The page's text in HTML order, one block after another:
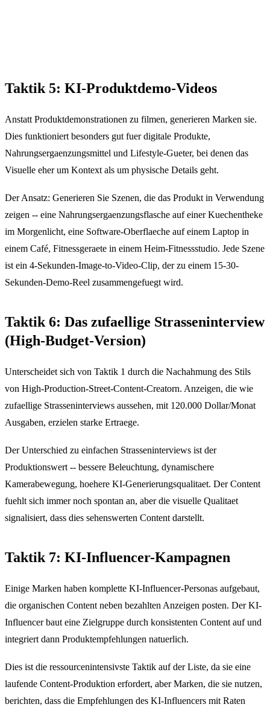
Taktik 5: KI-Produktdemo-Videos
Anstatt Produktdemonstrationen zu filmen, generieren Marken sie.
Dies funktioniert besonders gut fuer digitale Produkte,
Nahrungsergaenzungsmittel und Lifestyle-Gueter, bei denen das
Visuelle eher um Kontext als um physische Details geht.
Der Ansatz: Generieren Sie Szenen, die das Produkt in Verwendung
zeigen -- eine Nahrungsergaenzungsflasche auf einer Kuechentheke
im Morgenlicht, eine Software-Oberflaeche auf einem Laptop in
einem Café, Fitnessgeraete in einem Heim-Fitnessstudio. Jede Szene
ist ein 4-Sekunden-Image-to-Video-Clip, der zu einem 15-30-
Sekunden-Demo-Reel zusammengefuegt wird.
Taktik 6: Das zufaellige Strasseninterview
(High-Budget-Version)
Unterscheidet sich von Taktik 1 durch die Nachahmung des Stils
von High-Production-Street-Content-Creatorn. Anzeigen, die wie
zufaellige Strasseninterviews aussehen, mit 120.000 Dollar/Monat
Ausgaben, erzielen starke Ertraege.
Der Unterschied zu einfachen Strasseninterviews ist der
Produktionswert -- bessere Beleuchtung, dynamischere
Kamerabewegung, hoehere KI-Generierungsqualitaet. Der Content
fuehlt sich immer noch spontan an, aber die visuelle Qualitaet
signalisiert, dass dies sehenswerten Content darstellt.
Taktik 7: KI-Influencer-Kampagnen
Einige Marken haben komplette KI-Influencer-Personas aufgebaut,
die organischen Content neben bezahlten Anzeigen posten. Der KI-
Influencer baut eine Zielgruppe durch konsistenten Content auf und
integriert dann Produktempfehlungen natuerlich.
Dies ist die ressourcenintensivste Taktik auf der Liste, da sie eine
laufende Content-Produktion erfordert, aber Marken, die sie nutzen,
berichten, dass die Empfehlungen des KI-Influencers mit Raten